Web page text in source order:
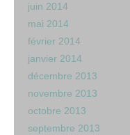
juin 2014
mai 2014
février 2014
janvier 2014
décembre 2013
novembre 2013
octobre 2013
septembre 2013